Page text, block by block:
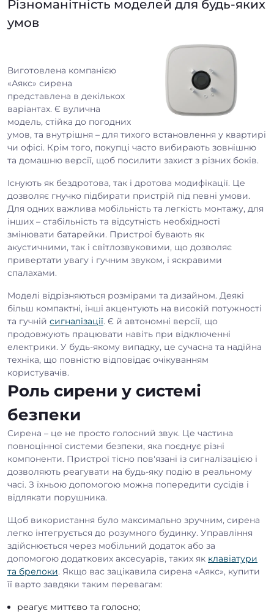
Різноманітність моделей для будь-яких
умов
Виготовлена компанією
«Аякс» сирена
представлена в декількох
варіантах. Є вулична
модель, стійка до погодних
умов, та внутрішня – для тихого встановлення у квартирі
чи офісі. Крім того, покупці часто вибирають зовнішню
та домашню версії, щоб посилити захист з різних боків.
Існують як бездротова, так і дротова модифікації. Це
дозволяє гнучко підбирати пристрій під певні умови.
Для одних важлива мобільність та легкість монтажу, для
інших – стабільність та відсутність необхідності
змінювати батарейки. Пристрої бувають як
акустичними, так і світлозвуковими, що дозволяє
привертати увагу і гучним звуком, і яскравими
спалахами.
Моделі відрізняються розмірами та дизайном. Деякі
більш компактні, інші акцентують на високій потужності
та гучній сигналізації. Є й автономні версії, що
продовжують працювати навіть при відключенні
електрики. У будь-якому випадку, це сучасна та надійна
техніка, що повністю відповідає очікуванням
користувачів.
Роль сирени у системі
безпеки
Сирена – це не просто голосний звук. Це частина
повноцінної системи безпеки, яка поєднує різні
компоненти. Пристрої тісно пов'язані із сигналізацією і
дозволяють реагувати на будь-яку подію в реальному
часі. З їхньою допомогою можна попередити сусідів і
відлякати порушника.
Щоб використання було максимально зручним, сирена
легко інтегрується до розумного будинку. Управління
здійснюється через мобільний додаток або за
допомогою додаткових аксесуарів, таких як клавіатури
та брелоки. Якщо вас зацікавила сирена «Аякс», купити
її варто завдяки таким перевагам:
реагує миттєво та голосно;